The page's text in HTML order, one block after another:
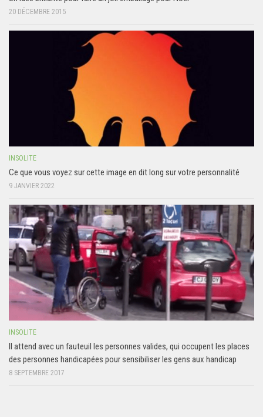
20 DÉCEMBRE 2015
INSOLITE
Ce que vous voyez sur cette image en dit long sur votre personnalité
9 JANVIER 2022
INSOLITE
Il attend avec un fauteuil les personnes valides, qui occupent les places
des personnes handicapées pour sensibiliser les gens aux handicap
8 SEPTEMBRE 2017